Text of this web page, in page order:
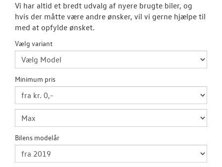
LEJ EN
VÆRKSTED
RESERVEDELE
Vi har altid et bredt udvalg af nyere brugte biler, og
hvis der måtte være andre ønsker, vil vi gerne hjælpe til
med at opfylde ønsket.
Vælg variant
Minimum pris
Bilens modelår